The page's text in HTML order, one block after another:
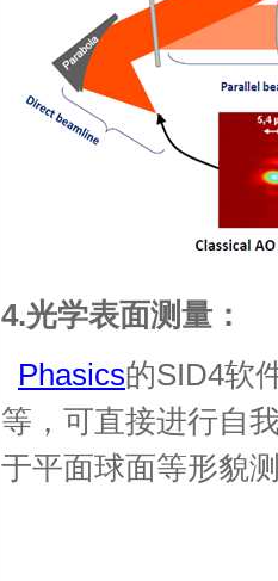
4.光学表面测量：
Phasics的SID4软
等，可直接进行自
于平面球面等形貌